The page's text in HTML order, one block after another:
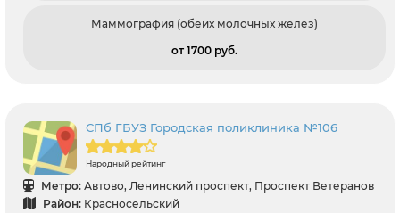
Маммография (обеих молочных желез)
от 1700 pуб.
СПб ГБУЗ Городская поликлиника №106
Народный рейтинг
Метро: Автово, Ленинский проспект, Проспект Ветеранов
Район: Красносельский